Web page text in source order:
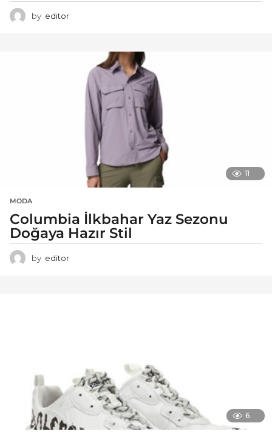
by editor
11
MODA
Columbia İlkbahar Yaz Sezonu
Doğaya Hazır Stil
by editor
6